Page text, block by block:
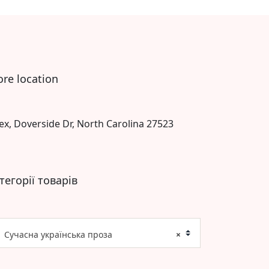
location
Doverside Dr, North Carolina 27523
товарів
×
Сучасна українська проза